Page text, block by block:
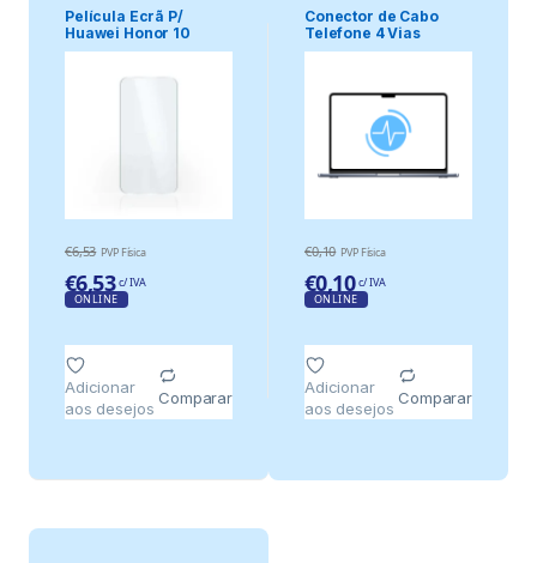
Película Ecrã P/
Huawei Honor 10
Transparente
€6,53 PVP Física
€6,53 c/ IVA
ONLINE
Adicionar
aos desejos
Comparar
Conector de Cabo
Telefone 4 Vias
€0,10 PVP Física
€0,10 c/ IVA
ONLINE
Adicionar
aos desejos
Comparar